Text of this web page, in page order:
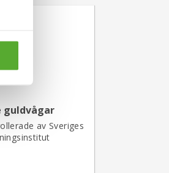
guldvågar
av Sveriges